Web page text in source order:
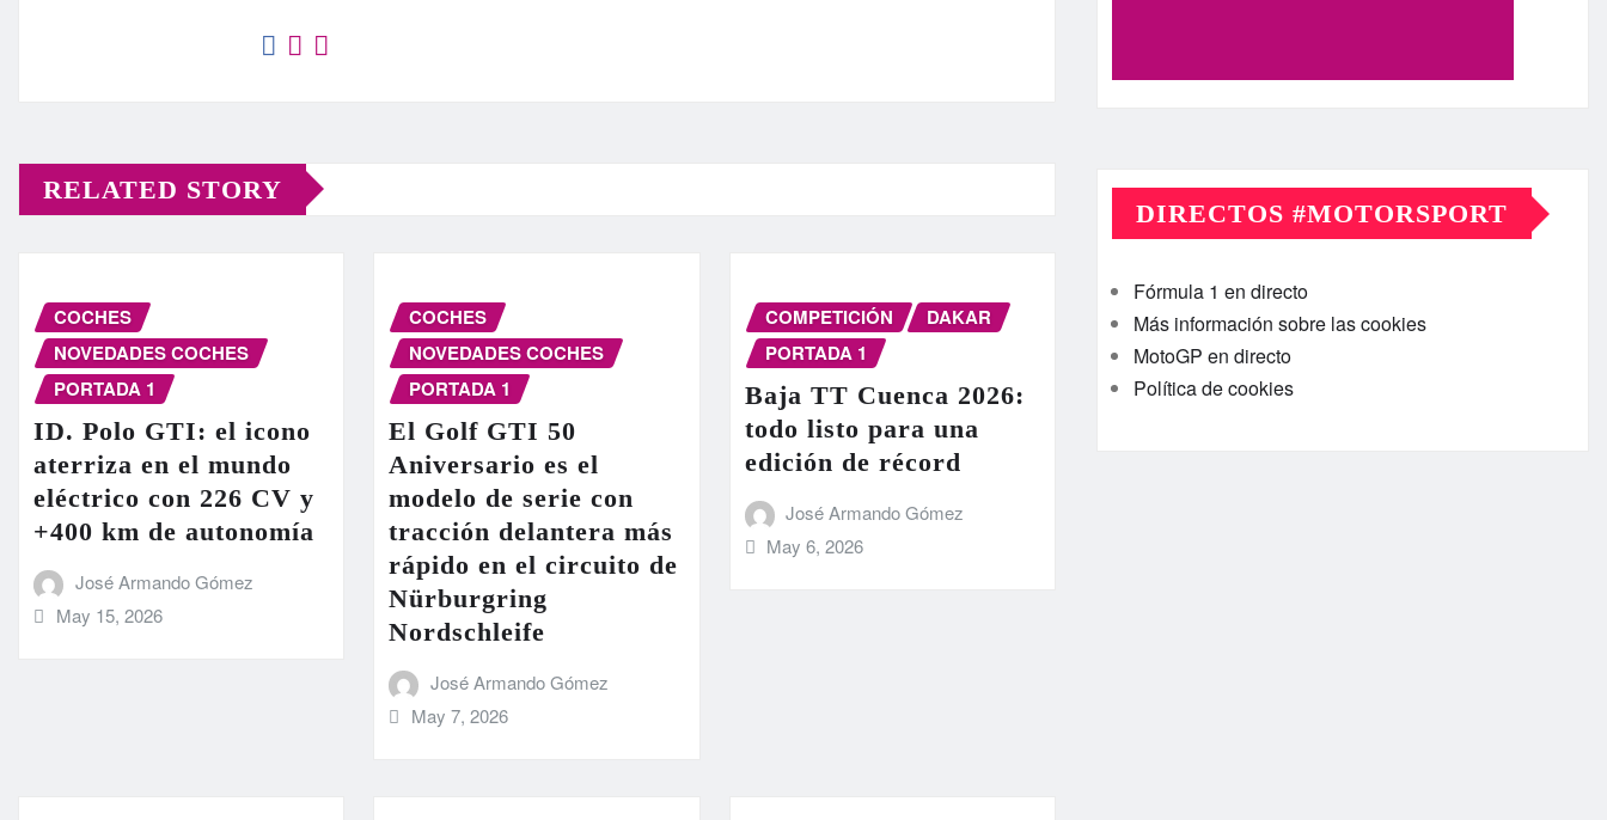
RELATED STORY
COCHES
NOVEDADES COCHES
PORTADA 1
ID. Polo GTI: el icono
aterriza en el mundo
eléctrico con 226 CV y
+400 km de autonomía
José Armando Gómez
May 15, 2026
COCHES
NOVEDADES COCHES
PORTADA 1
El Golf GTI 50
Aniversario es el
modelo de serie con
tracción delantera más
rápido en el circuito de
Nürburgring
Nordschleife
José Armando Gómez
May 7, 2026
COMPETICIÓN
DAKAR
PORTADA 1
Baja TT Cuenca 2026:
todo listo para una
edición de récord
José Armando Gómez
May 6, 2026
DIRECTOS #MOTORSPORT
Fórmula 1 en directo
Más información sobre las cookies
MotoGP en directo
Política de cookies